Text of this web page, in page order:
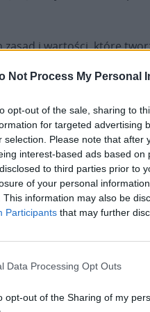
Not Process My Personal
opt-out of the sale, sharing to
for targeted advertising
selection. Please note that
interest-based ads based
to third parties prior to
of your personal
This information may also be
Participants that may further
Data Processing Opt Outs
opt-out of the Sharing of my
zasad i wartości, które
zakonach czy innych
będą oparte na
i
św. Klary oraz św.
zasadach, żeby one
traci kolor, a z nim i
zgromadzeń,
i były pomocne w
powstał w połowie XIX w.
Chrzciciel Heurlaut i
w Troyes wstąpiła
ona zakon